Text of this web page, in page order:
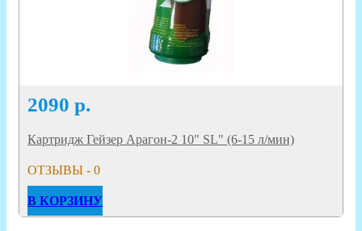
2090 р.
Картридж Гейзер Арагон-2 10" SL" (6-15 л/мин)
ОТЗЫВЫ - 0
В КОРЗИНУ